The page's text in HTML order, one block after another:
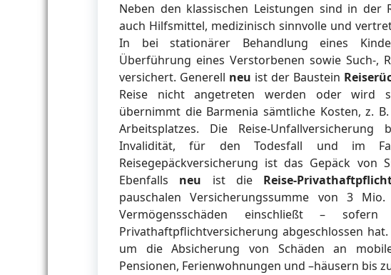
Neben den klassischen Leistungen sind in der
auch Hilfsmittel, medizinisch sinnvolle und
In bei stationärer Behandlung eines
Überführung eines Verstorbenen sowie Such-,
versichert. Generell neu ist der Baustein
Reise nicht angetreten werden oder wird
übernimmt die Barmenia sämtliche Kosten, z.
Arbeitsplatzes. Die Reise-
Invalidität, für den Todesfall und im
Reisegepäckversicherung ist das Gepäck von
Ebenfalls neu ist die Reise-
pauschalen Versicherungssumme von 3
Vermögensschäden einschließt –
Privathaftpflichtversicherung abgeschlossen
um die Absicherung von Schäden an
Pensionen, Ferienwohnungen und –häusern bis